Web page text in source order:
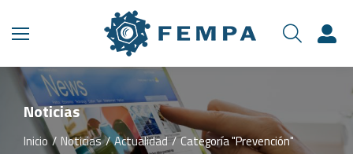
Noticias
Estás aquí:
Inicio Noticias Actualidad Categoría "Prevención"